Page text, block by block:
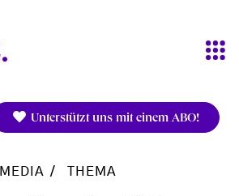
Unterstützt uns mit einem ABO!
MEDIA THEMA